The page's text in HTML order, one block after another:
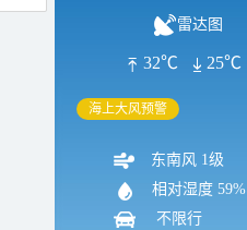
雷达图
32℃ 25℃
海上大风预警
东南风 1级
相对湿度 59%
不限行